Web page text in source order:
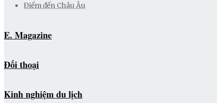
Điểm đến Châu Âu
E. Magazine
Đối thoại
Kinh nghiệm du lịch